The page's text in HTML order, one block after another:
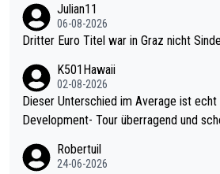
Julian11
06-08-2026
Dritter Euro Titel war in Graz nicht
K501Hawaii
02-08-2026
Dieser Unterschied im Average ist echt krass! 111+
Development- Tour überragend und
mal 40+ erst recht. Da gewinnst keinen Blumentopf - ist ja noc
Robertuil
24-06-2026